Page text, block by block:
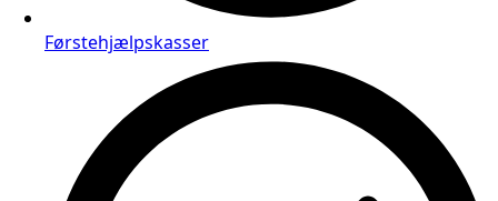
Førstehjælpskasser